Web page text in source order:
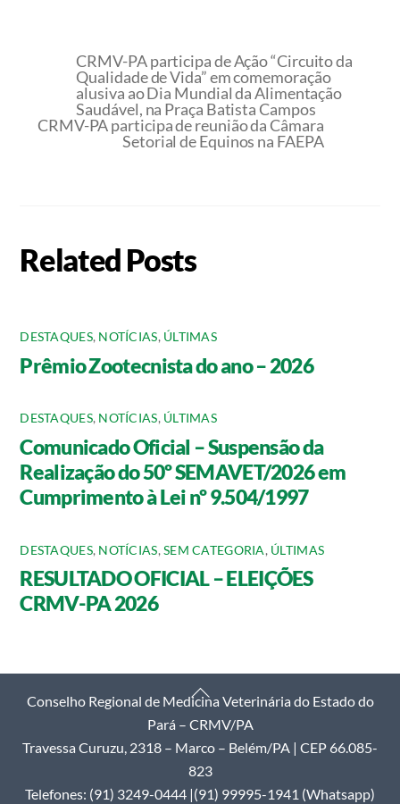
CRMV-PA participa de Ação “Circuito da
Qualidade de Vida” em comemoração
alusiva ao Dia Mundial da Alimentação
Saudável, na Praça Batista Campos
CRMV-PA participa de reunião da Câmara
Setorial de Equinos na FAEPA
Related Posts
DESTAQUES, NOTÍCIAS, ÚLTIMAS
Prêmio Zootecnista do ano – 2026
DESTAQUES, NOTÍCIAS, ÚLTIMAS
Comunicado Oficial – Suspensão da
Realização do 50º SEMAVET/2026 em
Cumprimento à Lei nº 9.504/1997
DESTAQUES, NOTÍCIAS,SEM CATEGORIA, ÚLTIMAS
RESULTADO OFICIAL – ELEIÇÕES
CRMV-PA 2026
Back
Conselho Regional de Medicina Veterinária do Estado do
Pará – CRMV/PA
Travessa Curuzu, 2318 – Marco – Belém/PA | CEP 66.085-
823
Telefones: (91) 3249-0444 |(91) 99995-1941 (Whatsapp)